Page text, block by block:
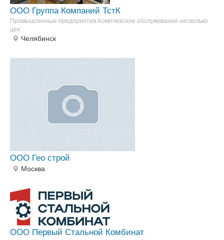
ООО Группа Компаний ТстК
Промышленные предприятия:Комплексное обслуживания несколько
цех
Челябинск
ООО Гео строй
Москва
ООО Первый Стальной Комбинат